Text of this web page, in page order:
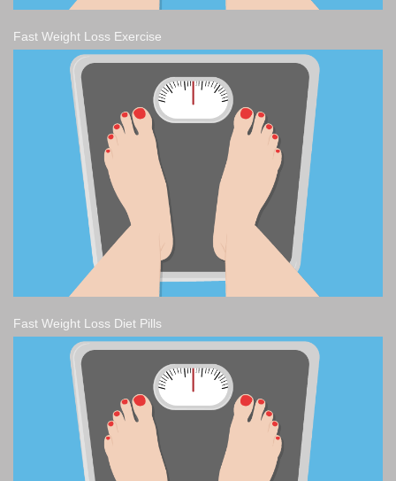
Fast Weight Loss Exercise
Fast Weight Loss Diet Pills